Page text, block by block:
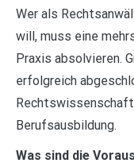
Wer als
will, muss eine
Praxis absolvieren.
erfolgreich
Berufsausbildung.
Was sind die